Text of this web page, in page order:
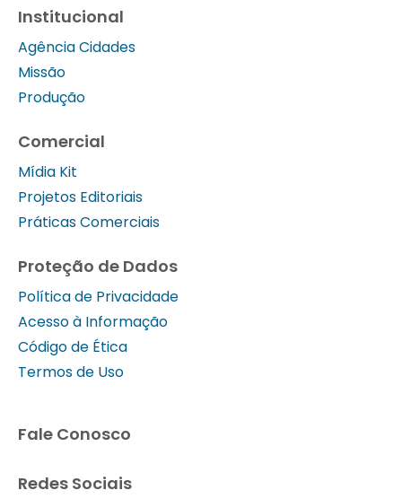
Institucional
Agência Cidades
Missão
Produção
Comercial
Mídia Kit
Projetos Editoriais
Práticas Comerciais
Proteção de Dados
Política de Privacidade
Acesso à Informação
Código de Ética
Termos de Uso
Fale Conosco
Redes Sociais